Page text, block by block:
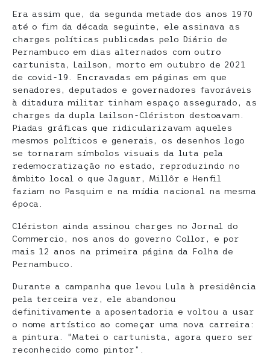
Era assim que, da segunda metade dos anos 1970
até o fim da década seguinte, ele assinava as
charges políticas publicadas pelo Diário de
Pernambuco em dias alternados com outro
cartunista, Lailson, morto em outubro de 2021
de covid-19. Encravadas em páginas em que
senadores, deputados e governadores favoráveis
à ditadura militar tinham espaço assegurado, as
charges da dupla Lailson-Clériston destoavam.
Piadas gráficas que ridicularizavam aqueles
mesmos políticos e generais, os desenhos logo
se tornaram símbolos visuais da luta pela
redemocratização no estado, reproduzindo no
âmbito local o que Jaguar, Millôr e Henfil
faziam no Pasquim e na mídia nacional na mesma
época.
Clériston ainda assinou charges no Jornal do
Commercio, nos anos do governo Collor, e por
mais 12 anos na primeira página da Folha de
Pernambuco.
Durante a campanha que levou Lula à presidência
pela terceira vez, ele abandonou
definitivamente a aposentadoria e voltou a usar
o nome artístico ao começar uma nova carreira:
a pintura. “Matei o cartunista, agora quero ser
reconhecido como pintor”.